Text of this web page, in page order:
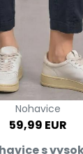
Nohavice
59,99 EUR
s